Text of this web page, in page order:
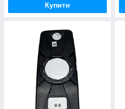
Купити